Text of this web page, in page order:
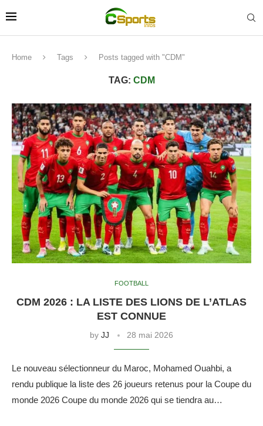
Home Tags Posts tagged with "CDM"
TAG: CDM
FOOTBALL
CDM 2026 : LA LISTE DES LIONS DE L’ATLAS
EST CONNUE
by JJ 28 mai 2026
Le nouveau sélectionneur du Maroc, Mohamed Ouahbi, a
rendu publique la liste des 26 joueurs retenus pour la Coupe du
monde 2026 Coupe du monde 2026 qui se tiendra au…